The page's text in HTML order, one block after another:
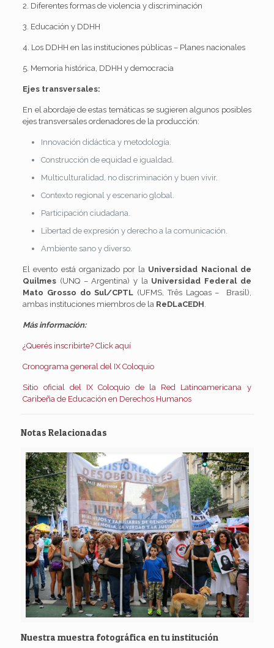
2. Diferentes formas de violencia y discriminación
3. Educación y DDHH
4. Los DDHH en las instituciones públicas – Planes nacionales
5. Memoria histórica, DDHH y democracia
Ejes transversales:
En el abordaje de estas temáticas se sugieren algunos posibles
ejes transversales ordenadores de la producción:
Innovación didáctica y metodología.
Construcción de equidad e igualdad.
Multiculturalidad, no discriminación y buen vivir.
Contexto regional y escenario global.
Participación ciudadana.
Libertad de expresión y derecho a la comunicación.
Ambiente sano y diverso.
El evento está organizado por la Universidad Nacional de
Quilmes (UNQ – Argentina) y la Universidad Federal de
Mato Grosso do Sul/CPTL (UFMS, Três Lagoas – Brasil),
ambas instituciones miembros de la ReDLaCEDH
Más información:
¿Querés inscribirte? Click aquí
Cronograma general del IX Coloquio
Sitio oficial del IX Coloquio de la Red Latinoamericana y
Caribeña de Educación en Derechos Humanos
Notas Relacionadas
Nuestra muestra fotográfica en tu institución